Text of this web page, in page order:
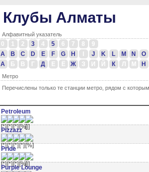
Клубы Алматы
Алфавитный указатель
0 1 2 3 4 5 6 7 8
9
A
B C D E F G H J K L M N
O
А
Б В Г Д Е Ё Ж З И Й К Л М Н
Метро
Перечислены только те станции метро, рядом с
Petroleum
Pizzazz
Pride
Purple Lounge